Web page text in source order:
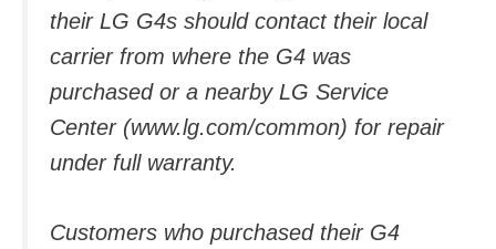
their LG G4s should contact their local
carrier from where the G4 was
purchased or a nearby LG Service
Center (www.lg.com/common) for repair
under full warranty.
Customers who purchased their G4